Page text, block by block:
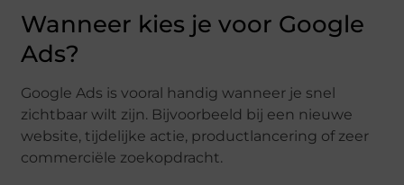
Wanneer kies je voor Google
Ads?
Google Ads is vooral handig wanneer je snel
zichtbaar wilt zijn. Bijvoorbeeld bij een nieuwe
website, tijdelijke actie, productlancering of zeer
commerciële zoekopdracht.